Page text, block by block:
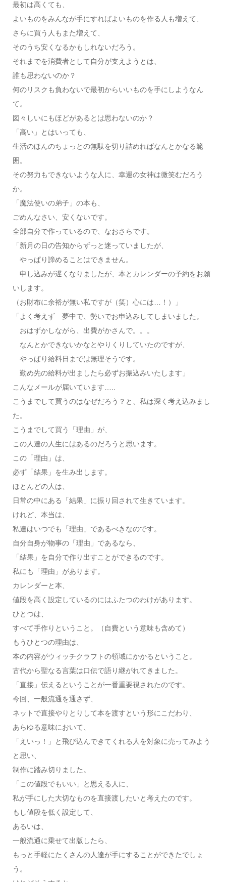
最初は高くても、
よいものをみんなが手にすればよいものを作る人も増えて、
さらに買う人もまた増えて、
そのうち安くなるかもしれないだろう。
それまでを消費者として自分が支えようとは、
誰も思わないのか？
何のリスクも負わないで最初からいいものを手にしようなん
て。
図々しいにもほどがあるとは思わないのか？
「高い」とはいっても、
生活のほんのちょっとの無駄を切り詰めればなんとかなる範
囲。
その努力もできないような人に、幸運の女神は微笑むだろう
か。
「魔法使いの弟子」の本も、
ごめんなさい、安くないです。
全部自分で作っているので、なおさらです。
「新月の日の告知からずっと迷っていましたが、
やっぱり諦めることはできません。
申し込みが遅くなりましたが、本とカレンダーの予約をお願
いします。
（お財布に余裕が無い私ですが（笑）心には…！）」
「よく考えず 夢中で、勢いでお申込みしてしまいました。
おはずかしながら、出費がかさんで。。。
なんとかできないかなとやりくりしていたのですが、
やっぱり給料日までは無理そうです。
勤め先の給料が出ましたら必ずお振込みいたします」
こんなメールが届いています…..
こうまでして買うのはなぜだろう？と、私は深く考え込みまし
た。
こうまでして買う「理由」が、
この人達の人生にはあるのだろうと思います。
この「理由」は、
必ず「結果」を生み出します。
ほとんどの人は、
日常の中にある「結果」に振り回されて生きています。
けれど、本当は、
私達はいつでも「理由」であるべきなのです。
自分自身が物事の「理由」であるなら、
「結果」を自分で作り出すことができるのです。
私にも「理由」があります。
カレンダーと本、
値段を高く設定しているのにはふたつのわけがあります。
ひとつは、
すべて手作りということ。（自費という意味も含めて）
もうひとつの理由は、
本の内容がウィッチクラフトの領域にかかるということ。
古代から聖なる言葉は口伝で語り継がれてきました。
「直接」伝えるということが一番重要視されたのです。
今回、一般流通を通さず、
ネットで直接やりとりして本を渡すという形にこだわり、
あらゆる意味において、
「えいっ！」と飛び込んできてくれる人を対象に売ってみよう
と思い、
制作に踏み切りました。
「この値段でもいい」と思える人に、
私が手にした大切なものを直接渡したいと考えたのです。
もし値段を低く設定して、
あるいは、
一般流通に乗せて出版したら、
もっと手軽にたくさんの人達が手にすることができたでしょ
う。